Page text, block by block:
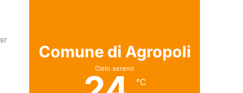
97
Comune di Agropoli
Cielo sereno
℃